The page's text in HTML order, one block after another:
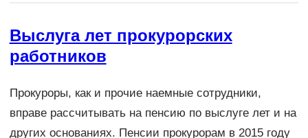
Выслуга лет прокурорских
работников
Прокуроры, как и прочие наемные сотрудники,
вправе рассчитывать на пенсию по выслуге лет и на
других основаниях. Пенсии прокурорам в 2015 году